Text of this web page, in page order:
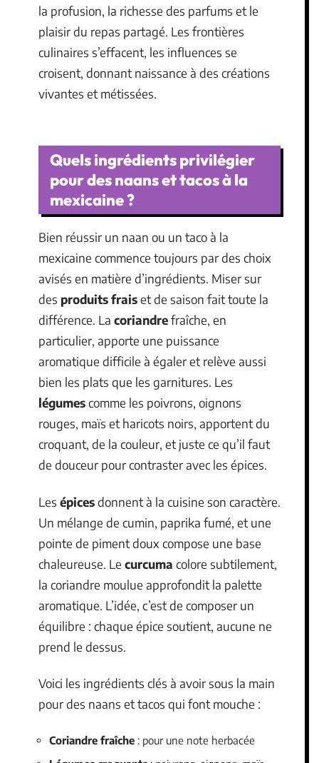
la profusion, la richesse des parfums et le
plaisir du repas partagé. Les frontières
culinaires s’effacent, les influences se
croisent, donnant naissance à des créations
vivantes et métissées.
Quels ingrédients privilégier
pour des naans et tacos à la
mexicaine ?
Bien réussir un naan ou un taco à la
mexicaine commence toujours par des choix
avisés en matière d’ingrédients. Miser sur
des produits fraiset de saison fait toute la
différence. La coriandrefraîche, en
particulier, apporte une puissance
aromatique difficile à égaler et relève aussi
bien les plats que les garnitures. Les
légumescomme les poivrons, oignons
rouges, maïs et haricots noirs, apportent du
croquant, de la couleur, et juste ce qu’il faut
de douceur pour contraster avec les épices.
Les épicesdonnent à la cuisine son caractère.
Un mélange de cumin, paprika fumé, et une
pointe de piment doux compose une base
chaleureuse. Le curcuma colore subtilement,
la coriandre moulue approfondit la palette
aromatique. L’idée, c’est de composer un
équilibre : chaque épice soutient, aucune ne
prend le dessus.
Voici les ingrédients clés à avoir sous la main
pour des naans et tacos qui font mouche :
Coriandre fraîche : pour une note herbacée